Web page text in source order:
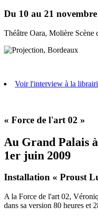
Du 10 au 21
Théâtre Oara, Molière Scène
Voir l'interview à la
« Force de l'art 02 »
Au Grand Palais
1er juin 2009
Installation « Proust
A la Force de l'art 02,
dans sa version 80 heures et